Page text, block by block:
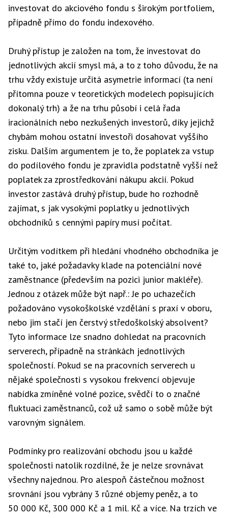
investovat do akciového fondu s širokým portfoliem,
případně přímo do fondu indexového.
Druhý přístup je založen na tom, že investovat do
jednotlivých akcií smysl má, a to z toho důvodu, že na
trhu vždy existuje určitá asymetrie informací (ta není
přítomna pouze v teoretických modelech popisujících
dokonalý trh) a že na trhu působí i celá řada
iracionálních nebo nezkušených investorů, díky jejichž
chybám mohou ostatní investoři dosahovat vyššího
zisku. Dalším argumentem je to, že poplatek za vstup
do podílového fondu je zpravidla podstatně vyšší než
poplatek za zprostředkování nákupu akcií. Pokud
investor zastává druhý přístup, bude ho rozhodně
zajímat, s jak vysokými poplatky u jednotlivých
obchodníků s cennými papíry musí počítat.
Určitým vodítkem při hledání vhodného obchodníka je
také to, jaké požadavky klade na potenciální nové
zaměstnance (především na pozici junior makléře).
Jednou z otázek může být např.: Je po uchazečích
požadováno vysokoškolské vzdělání s praxí v oboru,
nebo jim stačí jen čerstvý středoškolský absolvent?
Tyto informace lze snadno dohledat na pracovních
serverech, případně na stránkách jednotlivých
společností. Pokud se na pracovních serverech u
nějaké společnosti s vysokou frekvencí objevuje
nabídka zmíněné volné pozice, svědčí to o značné
fluktuaci zaměstnanců, což už samo o sobě může být
varovným signálem.
Podmínky pro realizování obchodu jsou u každé
společnosti natolik rozdílné, že je nelze srovnávat
všechny najednou. Pro alespoň částečnou možnost
srovnání jsou vybrány 3 různé objemy peněz, a to
50 000 Kč, 300 000 Kč a 1 mil. Kč a více. Na trzích ve